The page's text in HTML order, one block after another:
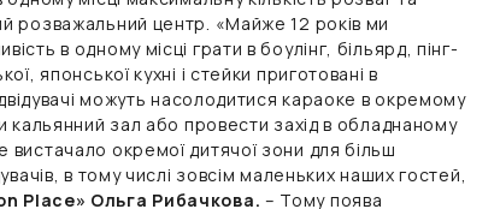
розважальний центр. «Майже 12 років ми
в одному місці грати в боулінг, більярд, пінг-
японської кухні і стейки приготовані в
можуть насолодитися караоке в окремому
кальянний зал або провести захід в обладнаному
окремої дитячої зони для більш
в тому числі зовсім маленьких наших гостей,
Place» Ольга Рибачкова. – Тому поява